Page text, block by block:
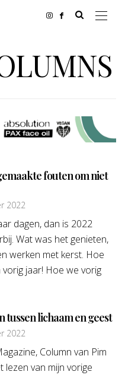
fouten om niet
2022
dagen, dan is 2022
Wat was het genieten,
werken met kerst. Hoe
jaar! Hoe we vorig
tussen lichaam en geest
2022
Column van Pim
lezen van mijn vorige